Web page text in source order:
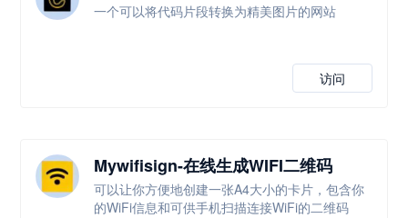
一个可以将代码片段转换为精美图片的网站
访问
Mywifisign-在线生成WIFI二维码
可以让你方便地创建一张A4大小的卡片，包含你
的WiFi信息和可供手机扫描连接WiFi的二维码